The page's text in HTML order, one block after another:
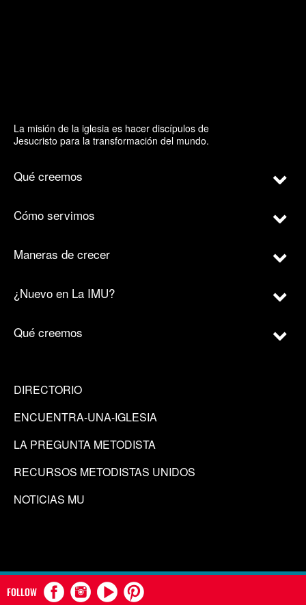
La misión de la iglesia es hacer discípulos de
Jesucristo para la transformación del mundo.
Qué creemos
Cómo servimos
Maneras de crecer
¿Nuevo en La IMU?
Qué creemos
DIRECTORIO
ENCUENTRA-UNA-IGLESIA
LA PREGUNTA METODISTA
RECURSOS METODISTAS UNIDOS
NOTICIAS MU
FOLLOW